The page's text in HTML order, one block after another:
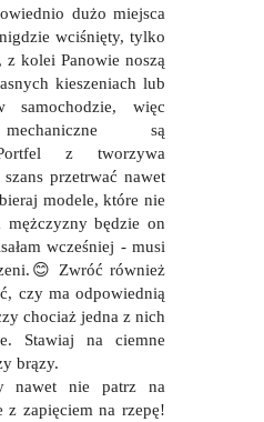
dużo miejsca
wciśnięty, tylko
z kolei Panowie noszą
kieszeniach lub
samochodzie, więc
są
z tworzywa
przetrwać nawet
modele, które nie
będzie on
wcześniej - musi
😊
Zwróć również
czy ma odpowiednią
chociaż jedna z nich
Stawiaj na ciemne
brązy.
nie patrz na
z zapięciem na rzepę!